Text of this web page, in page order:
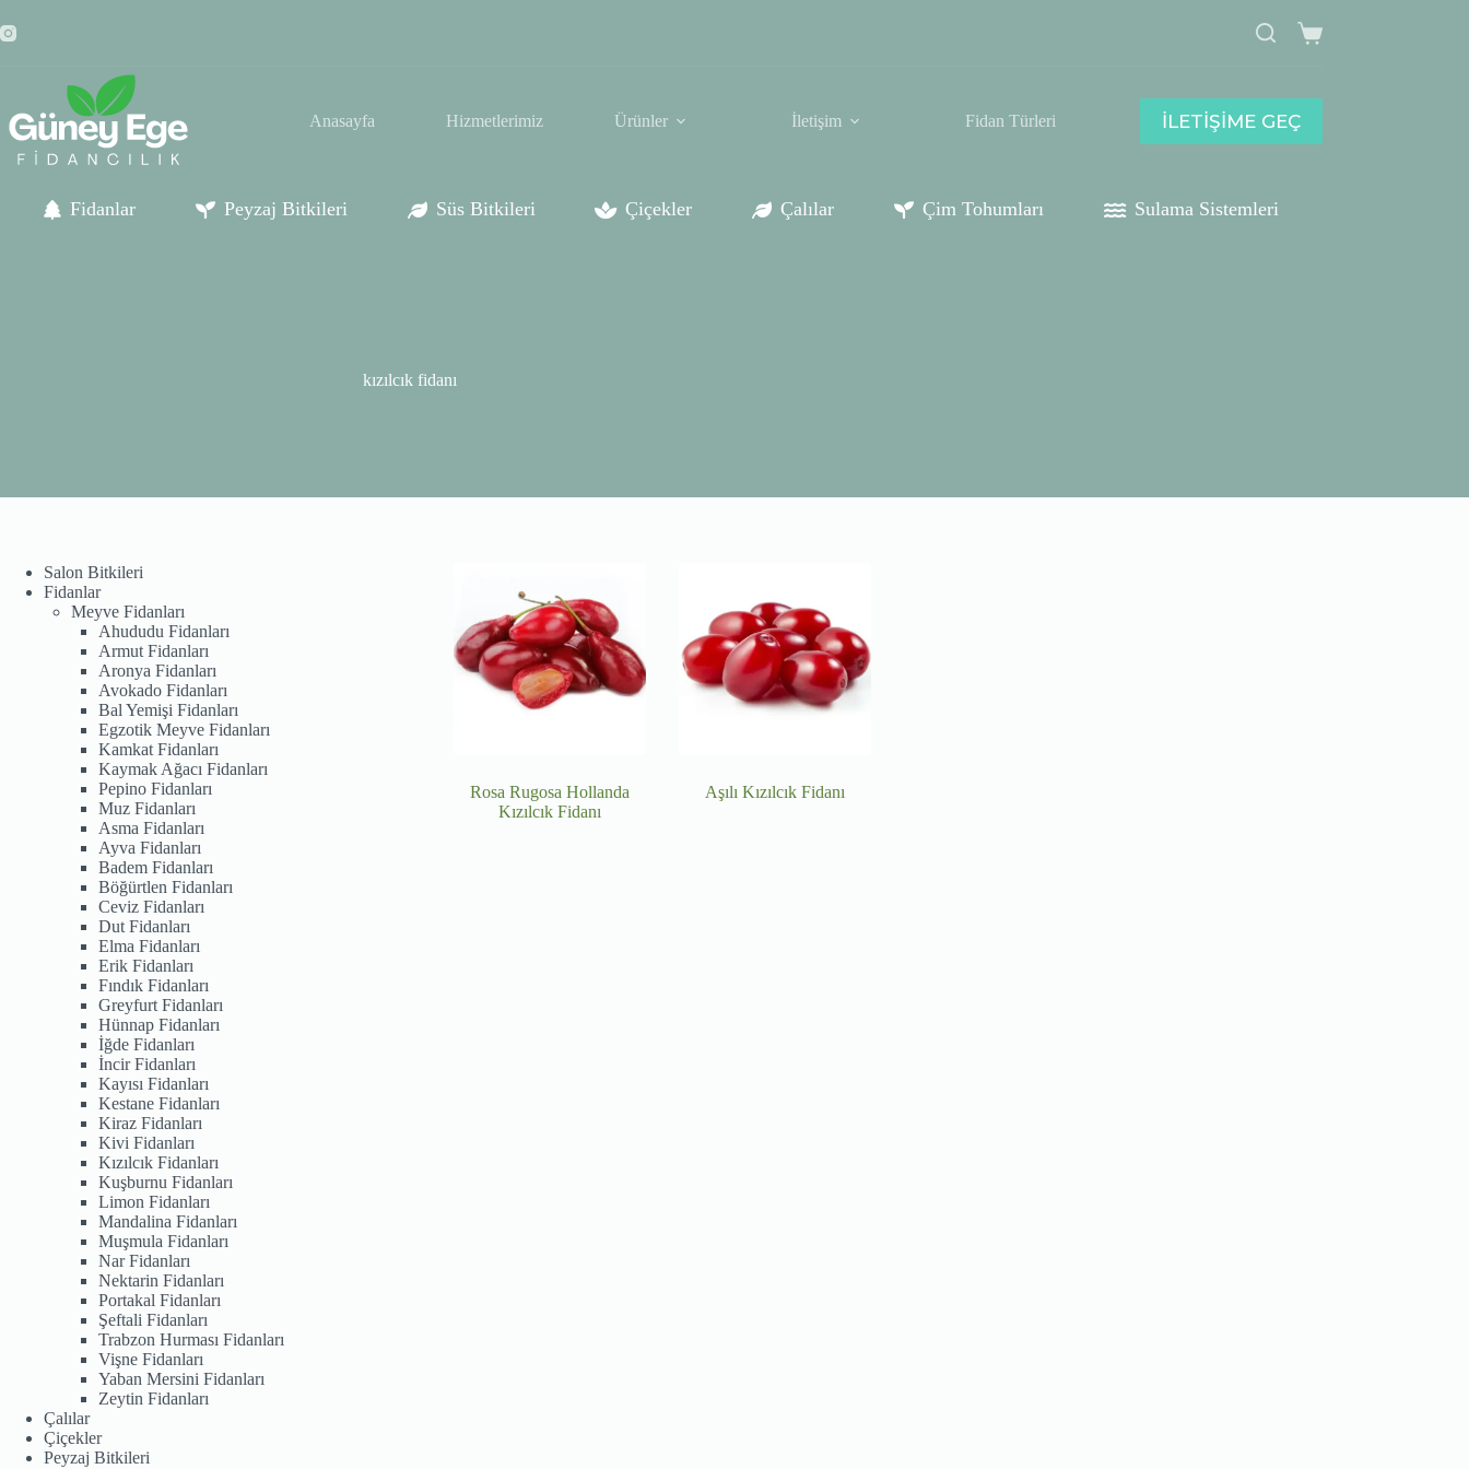
to
content
Shopping
Anasayfa Hizmetlerimiz Ürünler İletişim Fidan Türleri İLETİŞİME GEÇ
Fidanlar Peyzaj Bitkileri Süs Bitkileri Çiçekler Çalılar Çim Tohumları Sulama Sistemleri
kızılcık fidanı
Rosa Rugosa Hollanda
Kızılcık Fidanı
Aşılı Kızılcık Fidanı
Salon Bitkileri
Fidanlar
Meyve Fidanları
Ahududu Fidanları
Armut Fidanları
Aronya Fidanları
Avokado Fidanları
Bal Yemişi Fidanları
Egzotik Meyve Fidanları
Kamkat Fidanları
Kaymak Ağacı Fidanları
Pepino Fidanları
Muz Fidanları
Asma Fidanları
Ayva Fidanları
Badem Fidanları
Böğürtlen Fidanları
Ceviz Fidanları
Dut Fidanları
Elma Fidanları
Erik Fidanları
Fındık Fidanları
Greyfurt Fidanları
Hünnap Fidanları
İğde Fidanları
İncir Fidanları
Kayısı Fidanları
Kestane Fidanları
Kiraz Fidanları
Kivi Fidanları
Kızılcık Fidanları
Kuşburnu Fidanları
Limon Fidanları
Mandalina Fidanları
Muşmula Fidanları
Nar Fidanları
Nektarin Fidanları
Portakal Fidanları
Şeftali Fidanları
Trabzon Hurması Fidanları
Vişne Fidanları
Yaban Mersini Fidanları
Zeytin Fidanları
Çalılar
Çiçekler
Peyzaj Bitkileri